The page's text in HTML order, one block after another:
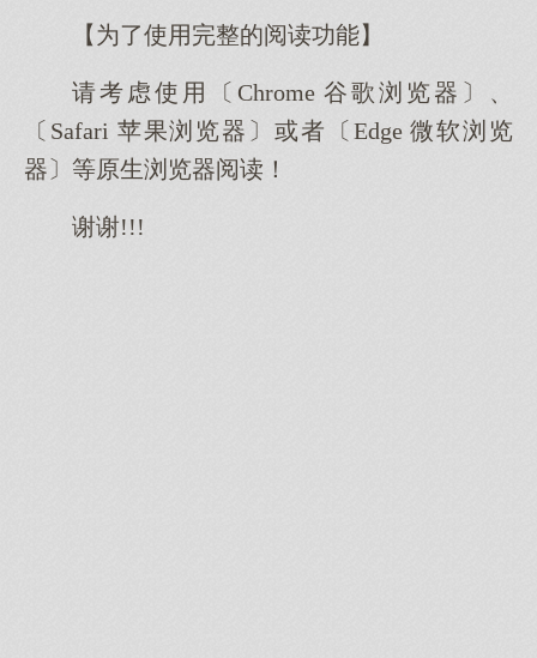
【为了使用完整的阅读功能】
请考虑使用〔Chrome 谷歌浏览器〕、
〔Safari 苹果浏览器〕或者〔Edge 微软浏览
器〕等原生浏览器阅读！
谢谢!!!